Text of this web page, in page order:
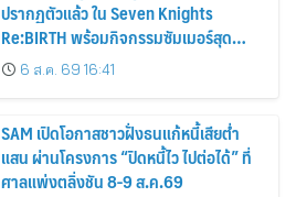
ปรากฏตัวแล้ว ใน Seven Knights
Re:BIRTH พร้อมกิจกรรมซัมเมอร์สุด
พิเศษ !6 ส.ค. 69 16:41
SAM เปิดโอกาสชาวฝั่งธนแก้หนี้เสียต่ำ
แสน ผ่านโครงการ “ปิดหนี้ไว ไปต่อได้” ที่
ศาลแพ่งตลิ่งชัน 8-9 ส.ค.69